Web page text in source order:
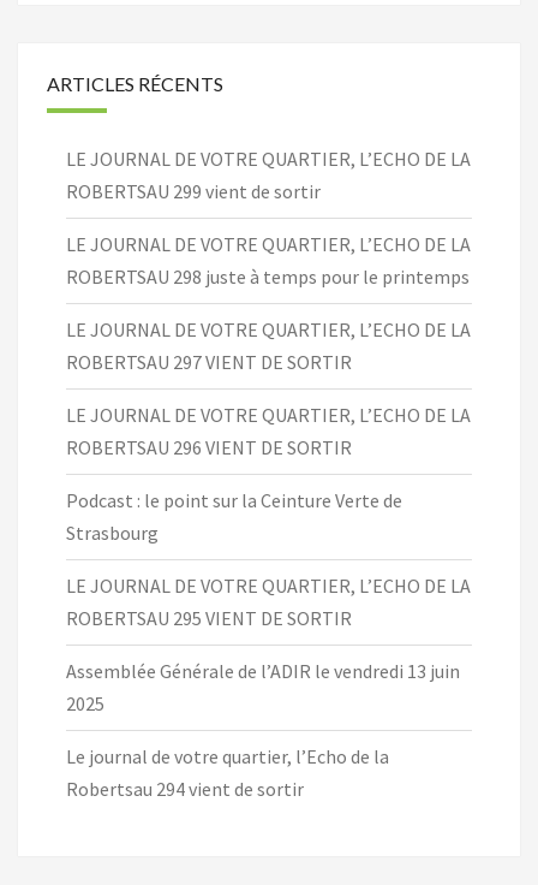
ARTICLES RÉCENTS
LE JOURNAL DE VOTRE QUARTIER, L’ECHO DE LA
ROBERTSAU 299 vient de sortir
LE JOURNAL DE VOTRE QUARTIER, L’ECHO DE LA
ROBERTSAU 298 juste à temps pour le printemps
LE JOURNAL DE VOTRE QUARTIER, L’ECHO DE LA
ROBERTSAU 297 VIENT DE SORTIR
LE JOURNAL DE VOTRE QUARTIER, L’ECHO DE LA
ROBERTSAU 296 VIENT DE SORTIR
Podcast : le point sur la Ceinture Verte de
Strasbourg
LE JOURNAL DE VOTRE QUARTIER, L’ECHO DE LA
ROBERTSAU 295 VIENT DE SORTIR
Assemblée Générale de l’ADIR le vendredi 13 juin
2025
Le journal de votre quartier, l’Echo de la
Robertsau 294 vient de sortir